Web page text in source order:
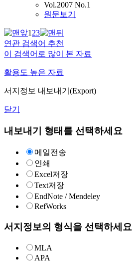
Vol.2007 No.1
원문보기
123
연관 검색어 추천
이 검색어로 많이 본 자료
활용도 높은 자료
서지정보 내보내기(Export)
닫기
내보내기 형태를 선택하세요
메일전송
인쇄
Excel저장
Text저장
EndNote / Mendeley
RefWorks
서지정보의 형식을 선택하세요
MLA
APA